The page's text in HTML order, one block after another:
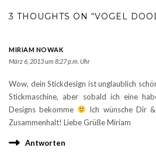
3 THOUGHTS ON “VOGEL
MIRIAM NOWAK
März 6, 2013 um 8:27 p.m. Uhr
Wow, dein Stickdesign ist unglaublich
Stickmaschine, aber sobald ich eine
Designs bekomme
Ich wünsche Dir
Zusammenhalt! Liebe Grüße Miriam
Antworten